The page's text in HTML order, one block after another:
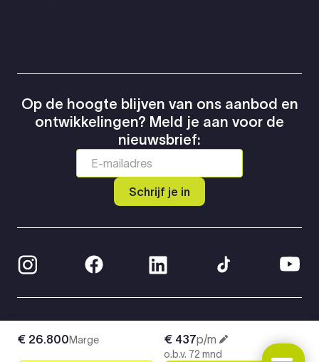
€ 437p/m
o.b.v. 72 mnd
€ 26.800Marge
Op de hoogte blijven van ons aanbod en
ontwikkelingen? Meld je aan voor de
nieuwsbrief:
Schrijf je in